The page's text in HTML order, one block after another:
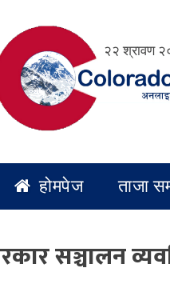
२२ श्रावण
होमपेज ताजा
सञ्चालन